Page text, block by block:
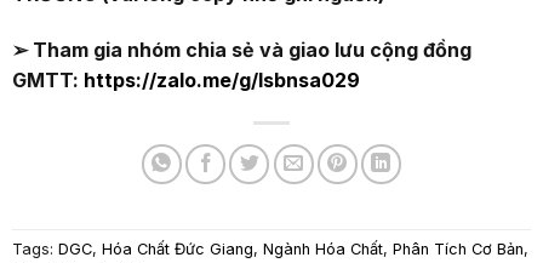
➢ Tham gia nhóm chia sẻ và giao lưu cộng đồng
GMTT: https://zalo.me/g/lsbnsa029
Tags: DGC, Hóa Chất Đức Giang, Ngành Hóa Chất, Phân Tích Cơ Bản,